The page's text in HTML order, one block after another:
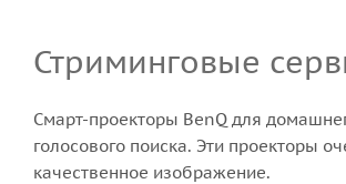
Стриминговые
Смарт-проекторы BenQ для
голосового поиска. Эти проекторы
качественное изображение.